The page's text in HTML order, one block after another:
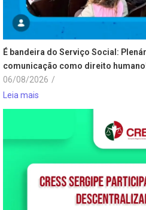
É bandeira do Serviço Social:
comunicação como direito
06/08/2026 /
Leia mais